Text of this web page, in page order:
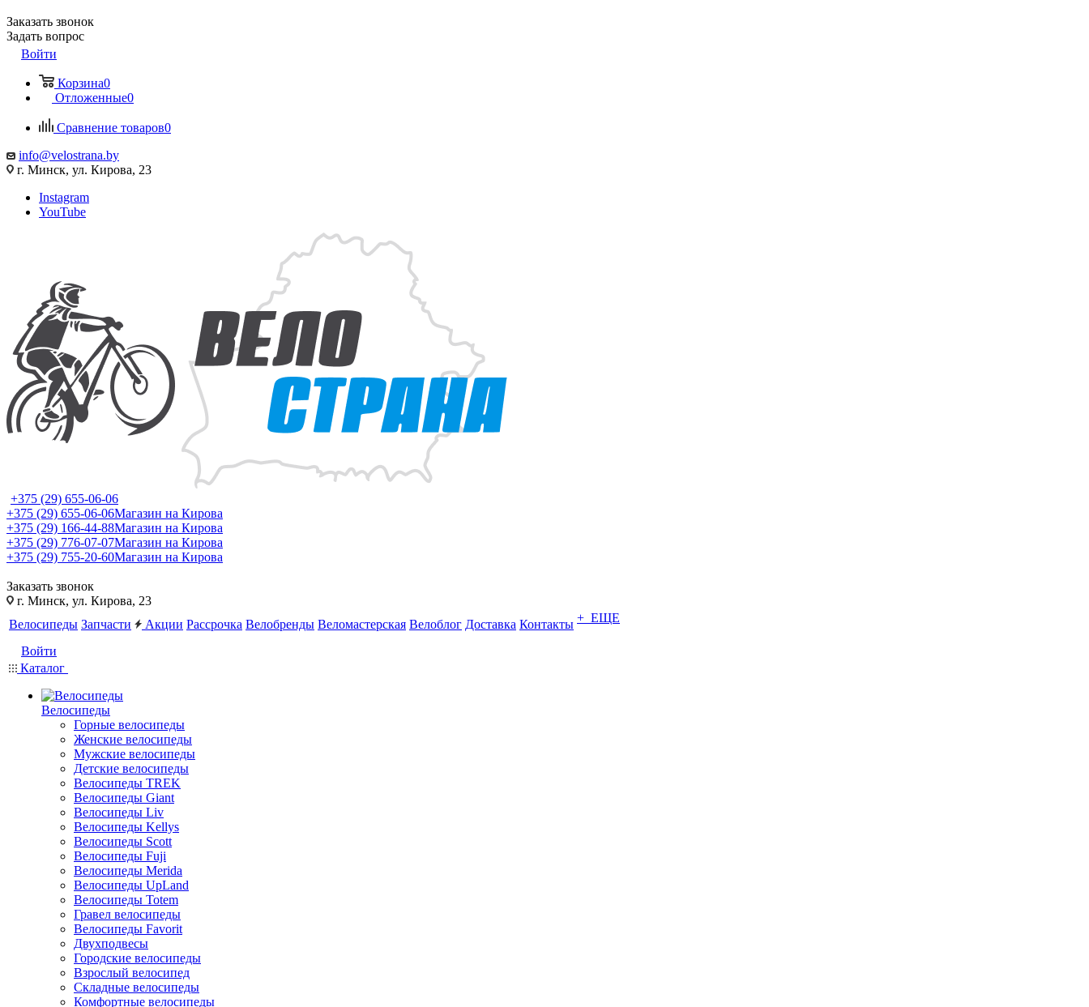
Заказать звонок
Задать вопрос
Войти
Корзина0
Отложенные0
Сравнение товаров0
info@velostrana.by
г. Минск, ул. Кирова, 23
Instagram
YouTube
+375 (29) 655-06-06
+375 (29) 655-06-06Магазин на Кирова
+375 (29) 166-44-88Магазин на Кирова
+375 (29) 776-07-07Магазин на Кирова
+375 (29) 755-20-60Магазин на Кирова
Заказать звонок
г. Минск, ул. Кирова, 23
Велосипеды Запчасти Акции Рассрочка Велобренды Веломастерская Велоблог Доставка Контакты + ЕЩЕ
Войти
Каталог
Велосипеды
Горные велосипеды
Женские велосипеды
Мужские велосипеды
Детские велосипеды
Велосипеды TREK
Велосипеды Giant
Велосипеды Liv
Велосипеды Kellys
Велосипеды Scott
Велосипеды Fuji
Велосипеды Merida
Велосипеды UpLand
Велосипеды Totem
Гравел велосипеды
Велосипеды Favorit
Двухподвесы
Городские велосипеды
Взрослый велосипед
Складные велосипеды
Комфортные велосипеды